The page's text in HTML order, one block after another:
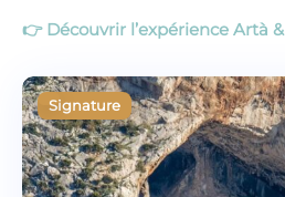
👉 Découvrir l’expérience Artà